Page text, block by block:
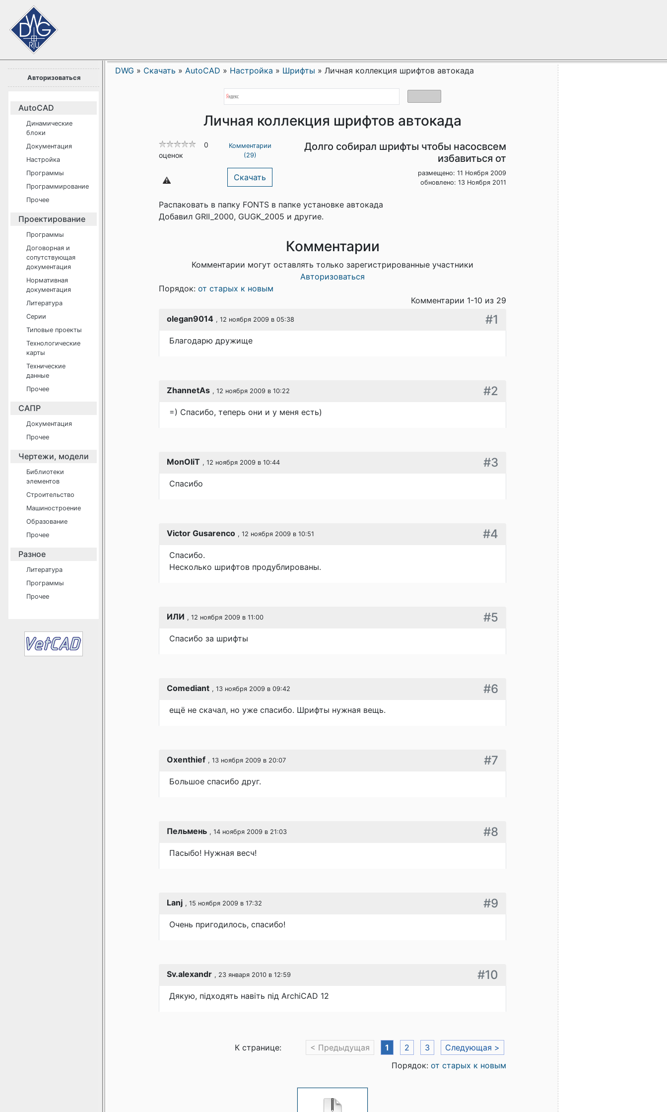
Авторизоваться
AutoCAD
Динамические
блоки
Документация
Настройка
Программы
Программирование
Прочее
Проектирование
Программы
Договорная и
сопутствующая
документация
Нормативная
документация
Литература
Серии
Типовые проекты
Технологические
карты
Технические
данные
Прочее
САПР
Документация
Прочее
Чертежи, модели
Библиотеки
элементов
Строительство
Машиностроение
Образование
Прочее
Разное
Литература
Программы
Прочее
DWG » Скачать » AutoCAD » Настройка » Шрифты » Личная коллекция шрифтов автокада
Личная коллекция шрифтов автокада
0
оценок
Комментарии
(29)
Скачать
Долго собирал шрифты чтобы насосвсем
избавиться от
размещено: 11 Ноября 2009
обновлено: 13 Ноября 2011
Распаковать в папку FONTS в папке установке автокада
Добавил GRII_2000, GUGK_2005 и другие.
Комментарии
Комментарии могут оставлять только зарегистрированные участники
Авторизоваться
Порядок: от старых к новым
Комментарии 1-10 из 29
olegan9014 , 12 ноября 2009 в 05:38 #1
Благодарю дружище
ZhannetAs , 12 ноября 2009 в 10:22 #2
=) Спасибо, теперь они и у меня есть)
MonOliT , 12 ноября 2009 в 10:44 #3
Спасибо
Victor Gusarenco , 12 ноября 2009 в 10:51 #4
Спасибо.
Несколько шрифтов продублированы.
ИЛИ , 12 ноября 2009 в 11:00 #5
Спасибо за шрифты
Comediant , 13 ноября 2009 в 09:42 #6
ещё не скачал, но уже спасибо. Шрифты нужная вещь.
Oxenthief , 13 ноября 2009 в 20:07 #7
Большое спасибо друг.
Пельмень , 14 ноября 2009 в 21:03 #8
Пасыбо! Нужная весч!
Lanj , 15 ноября 2009 в 17:32 #9
Очень пригодилось, спасибо!
Sv.alexandr , 23 января 2010 в 12:59 #10
Дякую, підходять навіть під ArchiCAD 12
К странице: < Предыдущая 1 2 3
Следующая >
Порядок: от старых к новым